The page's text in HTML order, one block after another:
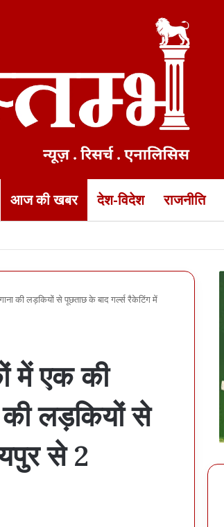
आज की खबर देश-विदेश राजनीति
ब्लैकलिस्ट… नगर निगम कमिश्नर का बड़ा एक्शन
की लड़कियों से पूछताछ के बाद गर्ल्स रैकेटिंग में
में एक की
की लड़कियों से
से 2